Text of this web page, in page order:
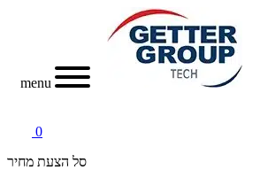
menu
0
סל הצעת מחיר